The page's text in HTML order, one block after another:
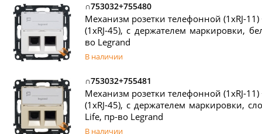
∩753032+755480
Механизм розетки телефонной (1xRJ-
(1xRJ-45), с держателем маркировки,
во Legrand
В наличии
∩753032+755481
Механизм розетки телефонной (1xRJ-
(1xRJ-45), с держателем маркировки,
Life, пр-во Legrand
В наличии